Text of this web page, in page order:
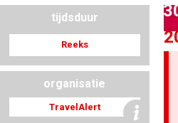
Nascholingen online (elearning)
Nascholingen op aanvraag (in-
tijdsduur
Reeks
organisatie
TravelAlert